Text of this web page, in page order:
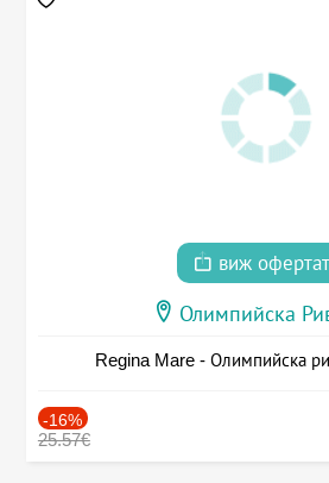
виж
Олимпийска
Regina Mare - Олимпийска
-16%
25.57€